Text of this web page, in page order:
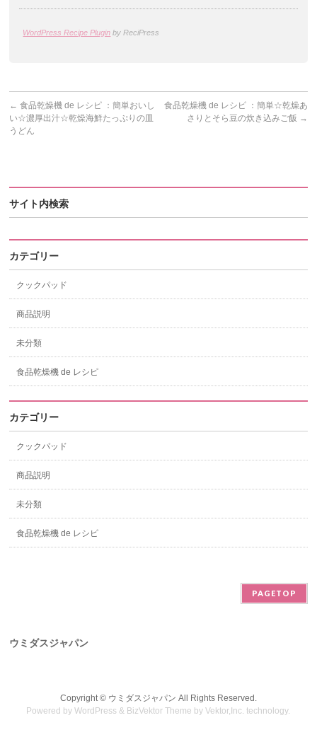
WordPress Recipe Plugin by ReciPress
← 食品乾燥機 de レシピ ：簡単おいし
い☆濃厚出汁☆乾燥海鮮たっぷりの皿
うどん
食品乾燥機 de レシピ ：簡単☆乾燥あ
さりとそら豆の炊き込みご飯 →
サイト内検索
カテゴリー
クックパッド
商品説明
未分類
食品乾燥機 de レシピ
カテゴリー
クックパッド
商品説明
未分類
食品乾燥機 de レシピ
PAGETOP
ウミダスジャパン
Copyright © ウミダスジャパン All Rights Reserved.
Powered byWordPress & BizVektor Theme byVektor,Inc. technology.